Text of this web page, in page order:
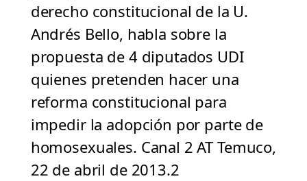
derecho constitucional de la U.
Andrés Bello, habla sobre la
propuesta de 4 diputados UDI
quienes pretenden hacer una
reforma constitucional para
impedir la adopción por parte de
homosexuales. Canal 2 AT Temuco,
22 de abril de 2013.2